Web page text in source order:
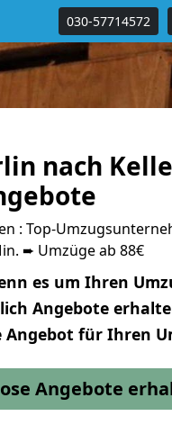
030-57714572
nach
: Top-
➨ Umzüge ab 88€
es um Ihren
Angebote
Angebot für Ihren
Angebote